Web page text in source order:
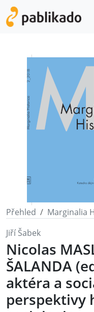
Přehled Marginalia
Jiří Šabek
Nicolas
ŠALANDA
aktéra a
perspektivy